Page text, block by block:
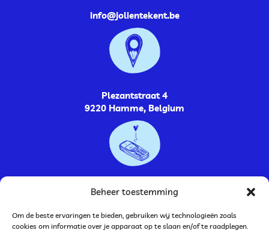
Beheer toestemming
Om de beste ervaringen te bieden, gebruiken wij technologieën zoals
cookies om informatie over je apparaat op te slaan en/of te raadplegen.
info@jolientekent.be
Plezantstraat 4
9220 Hamme, Belgium
0485264448